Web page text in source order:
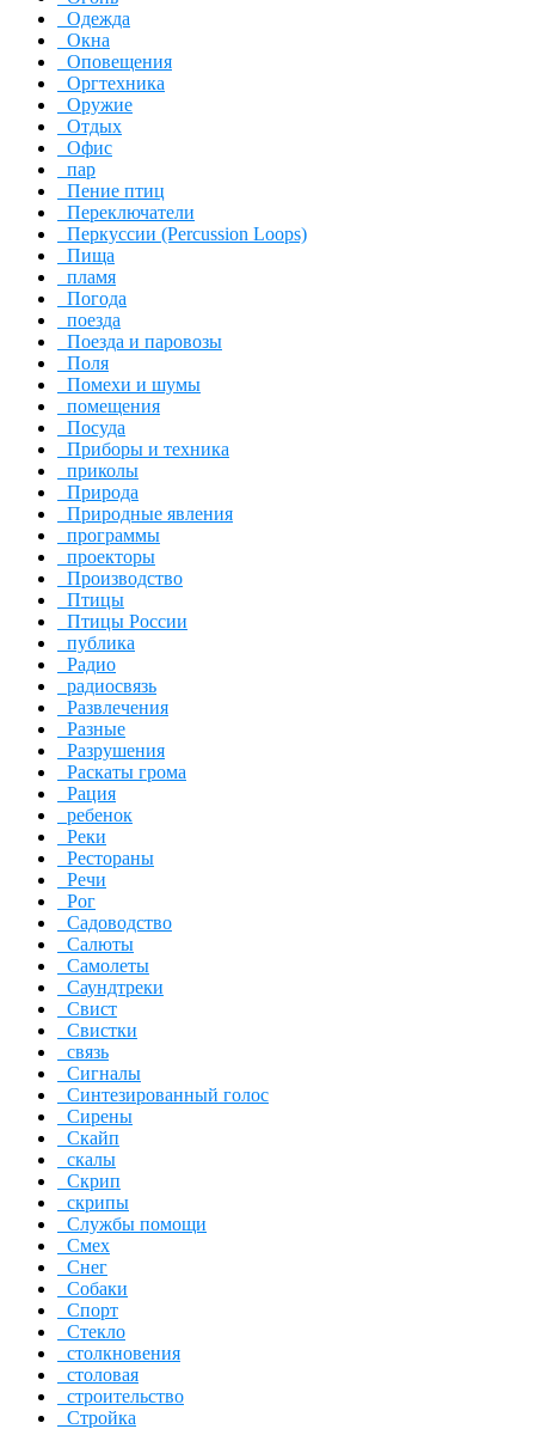
Одежда
Окна
Оповещения
Оргтехника
Оружие
Отдых
Офис
пар
Пение птиц
Переключатели
Перкуссии (Percussion Loops)
Пища
пламя
Погода
поезда
Поезда и паровозы
Поля
Помехи и шумы
помещения
Посуда
Приборы и техника
приколы
Природа
Природные явления
программы
проекторы
Производство
Птицы
Птицы России
публика
Радио
радиосвязь
Развлечения
Разные
Разрушения
Раскаты грома
Рация
ребенок
Реки
Рестораны
Речи
Рог
Садоводство
Салюты
Самолеты
Саундтреки
Свист
Свистки
связь
Сигналы
Синтезированный голос
Сирены
Скайп
скалы
Скрип
скрипы
Службы помощи
Смех
Снег
Собаки
Спорт
Стекло
столкновения
столовая
строительство
Стройка